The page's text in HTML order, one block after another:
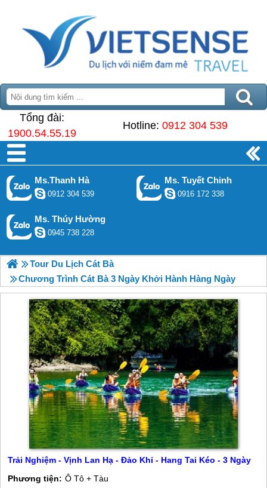
Tổng đài:
1900.54.55.19
Hotline: 0912 304 539
Ms.Thanh Hà
0912 304 539
Ms. Tuyết Chinh
0916 172 338
Ms. Thúy Hường
0945 738 228
Tour Du Lịch Cát Bà
Chương Trình Cát Bà 3 Ngày Khởi Hành Hàng Ngày
Trải Nghiệm - Vịnh Lan Hạ - Đảo Khỉ - Hang Tai Kéo - 3 Ngày
Phương tiện: Ô Tô + Tàu